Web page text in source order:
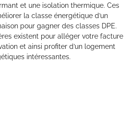
et une isolation thermique. Ces
la classe énergétique d’un
pour gagner des classes DPE.
existent pour alléger votre facture
et ainsi profiter d’un logement
intéressantes.